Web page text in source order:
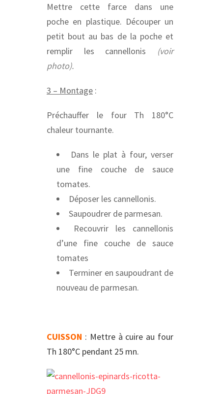
Mettre cette farce dans une
poche en plastique. Découper un
petit bout au bas de la poche et
remplir les cannellonis (voir
photo).
3 – Montage :
Préchauffer le four Th 180°C
chaleur tournante.
Dans le plat à four, verser
une fine couche de sauce
tomates.
Déposer les cannellonis.
Saupoudrer de parmesan.
Recouvrir les cannellonis
d’une fine couche de sauce
tomates
Terminer en saupoudrant de
nouveau de parmesan.
CUISSON : Mettre à cuire au four
Th 180°C pendant 25 mn.